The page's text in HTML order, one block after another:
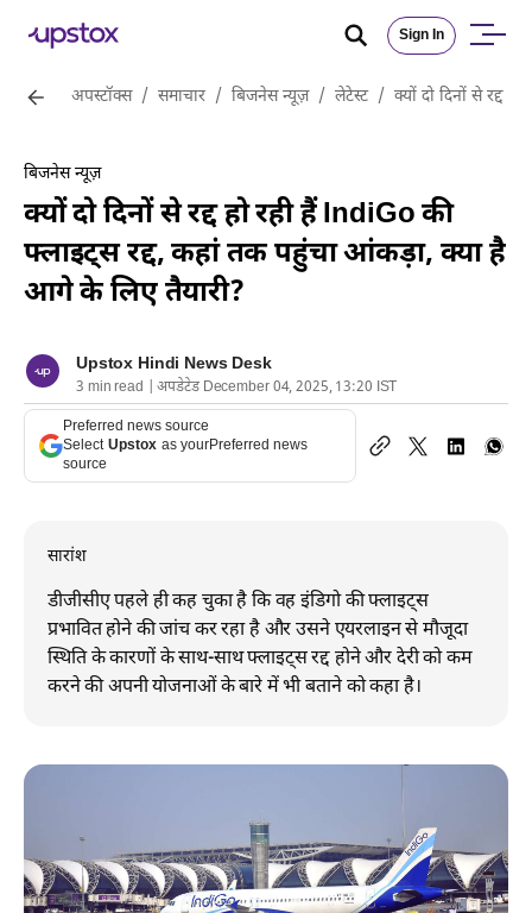
Sign In
अपस्टॉक्स / समाचार / बिजनेस न्यूज़ / लेटेस्ट / क्यों दो दिनों से रद्द
बिजनेस न्यूज़
क्यों दो दिनों से रद्द हो रही हैं IndiGo की
फ्लाइट्स रद्द, कहां तक पहुंचा आंकड़ा, क्या है
आगे के लिए तैयारी?
Upstox Hindi News Desk
3 min read | अपडेटेड December 04, 2025, 13:20 IST
Preferred news source
Select Upstox as yourPreferred news
source
सारांश
डीजीसीए पहले ही कह चुका है कि वह इंडिगो की फ्लाइट्स
प्रभावित होने की जांच कर रहा है और उसने एयरलाइन से मौजूदा
स्थिति के कारणों के साथ-साथ फ्लाइट्स रद्द होने और देरी को कम
करने की अपनी योजनाओं के बारे में भी बताने को कहा है।